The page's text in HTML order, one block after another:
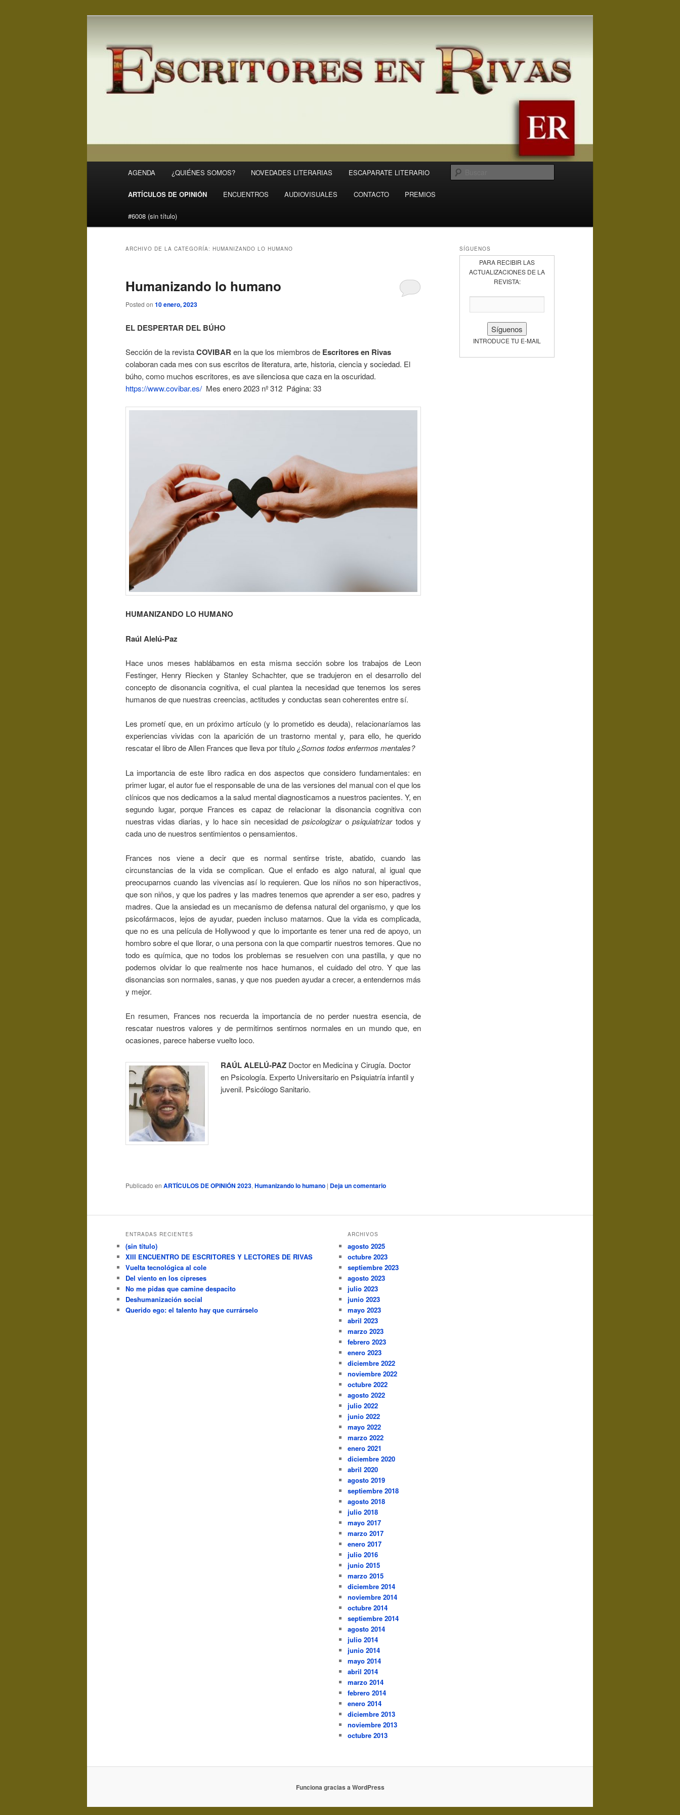
ER
AGENDA ¿QUIÉNES SOMOS? NOVEDADES LITERARIAS ESCAPARATE LITERARIO
ARTÍCULOS DE OPINIÓN ENCUENTROS AUDIOVISUALES CONTACTO PREMIOS
#6008 (sin título)
ARCHIVO DE LA CATEGORÍA: HUMANIZANDO LO HUMANO
Humanizando lo humano
Posted on 10 enero, 2023
EL DESPERTAR DEL BÚHO
Sección de la revistaCOVIBAR en la que los miembros de Escritores en Rivas
colaboran cada mes con sus escritos de literatura, arte, historia, ciencia y sociedad. El
búho, como muchos escritores, es ave silenciosa que caza en la oscuridad.
https://www.covibar.es/Mes enero 2023 nº 312 Página: 33
HUMANIZANDO LO HUMANO
Raúl Alelú-Paz
Hace unos meses hablábamos en esta misma sección sobre los trabajos de Leon
Festinger, Henry Riecken y Stanley Schachter, que se tradujeron en el desarrollo del
concepto de disonancia cognitiva, el cual plantea la necesidad que tenemos los seres
humanos de que nuestras creencias, actitudes y conductas sean coherentes entre sí.
Les prometí que, en un próximo artículo (y lo prometido es deuda), relacionaríamos las
experiencias vividas con la aparición de un trastorno mental y, para ello, he querido
rescatar el libro de Allen Frances que lleva por título¿Somos todos enfermos mentales?
La importancia de este libro radica en dos aspectos que considero fundamentales: en
primer lugar, el autor fue el responsable de una de las versiones del manual con el que los
clínicos que nos dedicamos a la salud mental diagnosticamos a nuestros pacientes. Y, en
segundo lugar, porque Frances es capaz de relacionar la disonancia cognitiva con
nuestras vidas diarias, y lo hace sin necesidad depsicologizaropsiquiatrizartodos y
cada uno de nuestros sentimientos o pensamientos.
Frances nos viene a decir que es normal sentirse triste, abatido, cuando las
circunstancias de la vida se complican. Que el enfado es algo natural, al igual que
preocuparnos cuando las vivencias así lo requieren. Que los niños no son hiperactivos,
que son niños, y que los padres y las madres tenemos que aprender a ser eso, padres y
madres. Que la ansiedad es un mecanismo de defensa natural del organismo, y que los
psicofármacos, lejos de ayudar, pueden incluso matarnos. Que la vida es complicada,
que no es una película de Hollywood y que lo importante es tener una red de apoyo, un
hombro sobre el que llorar, o una persona con la que compartir nuestros temores. Que no
todo es química, que no todos los problemas se resuelven con una pastilla, y que no
podemos olvidar lo que realmente nos hace humanos, el cuidado del otro. Y que las
disonancias son normales, sanas, y que nos pueden ayudar a crecer, a entendernos más
y mejor.
En resumen, Frances nos recuerda la importancia de no perder nuestra esencia, de
rescatar nuestros valores y de permitirnos sentirnos normales en un mundo que, en
ocasiones, parece haberse vuelto loco.
RAÚL ALELÚ-PAZ Doctor en Medicina y Cirugía. Doctor
en Psicología. Experto Universitario en Psiquiatría infantil y
juvenil. Psicólogo Sanitario.
Publicado en ARTÍCULOS DE OPINIÓN 2023, Humanizando lo humano | Deja un comentario
SÍGUENOS
PARA RECIBIR LAS
ACTUALIZACIONES DE LA
REVISTA:
INTRODUCE TU E-MAIL
ENTRADAS RECIENTES
(sin título)
XIII ENCUENTRO DE ESCRITORES Y LECTORES DE RIVAS
Vuelta tecnológica al cole
Del viento en los cipreses
No me pidas que camine despacito
Deshumanización social
Querido ego: el talento hay que currárselo
ARCHIVOS
agosto 2025
octubre 2023
septiembre 2023
agosto 2023
julio 2023
junio 2023
mayo 2023
abril 2023
marzo 2023
febrero 2023
enero 2023
diciembre 2022
noviembre 2022
octubre 2022
agosto 2022
julio 2022
junio 2022
mayo 2022
marzo 2022
enero 2021
diciembre 2020
abril 2020
agosto 2019
septiembre 2018
agosto 2018
julio 2018
mayo 2017
marzo 2017
enero 2017
julio 2016
junio 2015
marzo 2015
diciembre 2014
noviembre 2014
octubre 2014
septiembre 2014
agosto 2014
julio 2014
junio 2014
mayo 2014
abril 2014
marzo 2014
febrero 2014
enero 2014
diciembre 2013
noviembre 2013
octubre 2013
Funciona gracias a WordPress